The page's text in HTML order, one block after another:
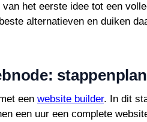
het eerste idee tot een
alternatieven en duiken
stappenplan
een website builder. In dit
een uur een complete